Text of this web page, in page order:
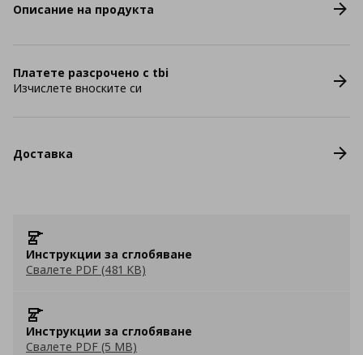
Описание на продукта
Платете разсрочено с tbi
Изчислете вноските си
Доставка
Инструкции за сглобяване
Свалете PDF (481 KB)
Инструкции за сглобяване
Свалете PDF (5 MB)